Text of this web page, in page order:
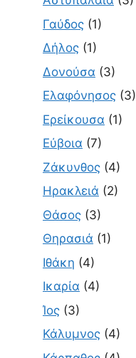
Γαύδος (1)
Δήλος (1)
Δονούσα (3)
Ελαφόνησος (3)
Ερείκουσα (1)
Εύβοια (7)
Ζάκυνθος (4)
Ηρακλειά (2)
Θάσος (3)
Θηρασιά (1)
Ιθάκη (4)
Ικαρία (4)
Ίος (3)
Κάλυμνος (4)